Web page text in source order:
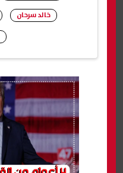
خالد سرحان